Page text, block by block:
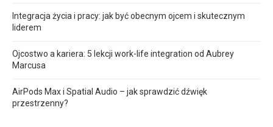
Integracja życia i pracy: jak być obecnym ojcem i skutecznym
liderem
Ojcostwo a kariera: 5 lekcji work-life integration od Aubrey
Marcusa
AirPods Max i Spatial Audio – jak sprawdzić dźwięk
przestrzenny?